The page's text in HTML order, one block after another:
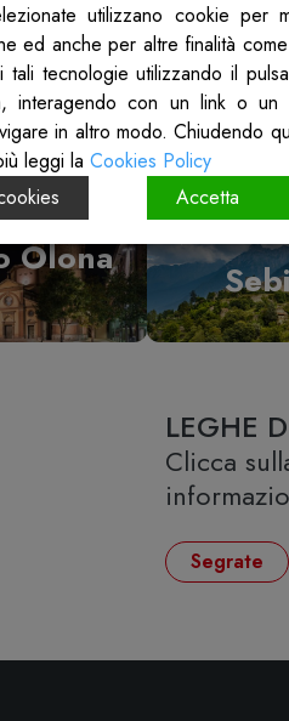
Mantova
Olona
LEGHE
Clicca
Segrate
utilizzano cookie per
ed anche per altre finalità
tali tecnologie utilizzando il
interagendo con un link o
in altro modo. Chiudendo
leggi la Cookies Policy
Accetta